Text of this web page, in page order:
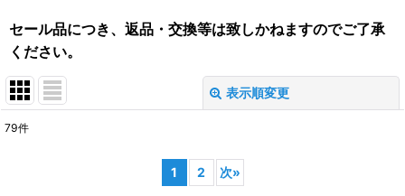
セール品につき、返品・交換等は致しかねますのでご了承
ください。
表示順変更
79件
1 2 次»